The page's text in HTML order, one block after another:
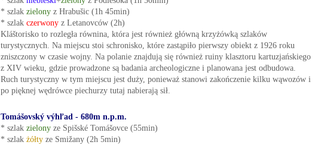
* szlak zielonyz Hrabušic (1h 45min)
* szlak czerwonyz Letanovców (2h)
Kláštorisko to rozległa równina, która jest również główną krzyżówką szlaków
turystycznych. Na miejscu stoi schronisko, które zastąpiło pierwszy obiekt z 1926 roku
zniszczony w czasie wojny. Na polanie znajdują się również ruiny klasztoru kartuzjańskiego
z XIV wieku, gdzie prowadzone są badania archeologiczne i planowana jest odbudowa.
Ruch turystyczny w tym miejscu jest duży, ponieważ stanowi zakończenie kilku wąwozów i
po pięknej wędrówce piechurzy tutaj nabierają sił.
Tomášovský výhľad - 680m n.p.m.
* szlak zielonyze Spišské Tomášovce (55min)
* szlak żółtyze Smižany (2h 5min)